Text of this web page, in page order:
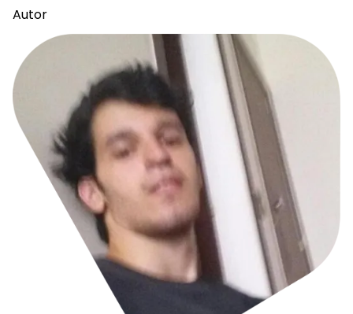
Autor